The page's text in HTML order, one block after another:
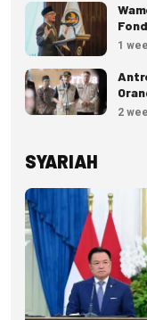
1
2
SYARIAH